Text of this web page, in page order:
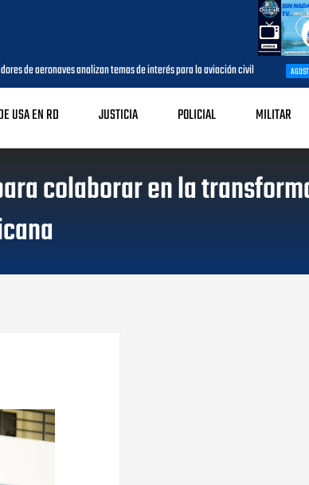
analizan temas de interés para la aviación civil AGOSTO 05, 2026
USA EN RD JUSTICIA POLICIAL MILITAR
colaborar en la